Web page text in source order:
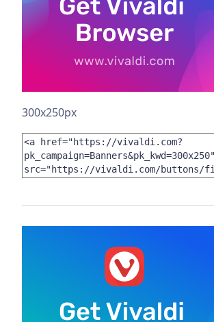
300x250px